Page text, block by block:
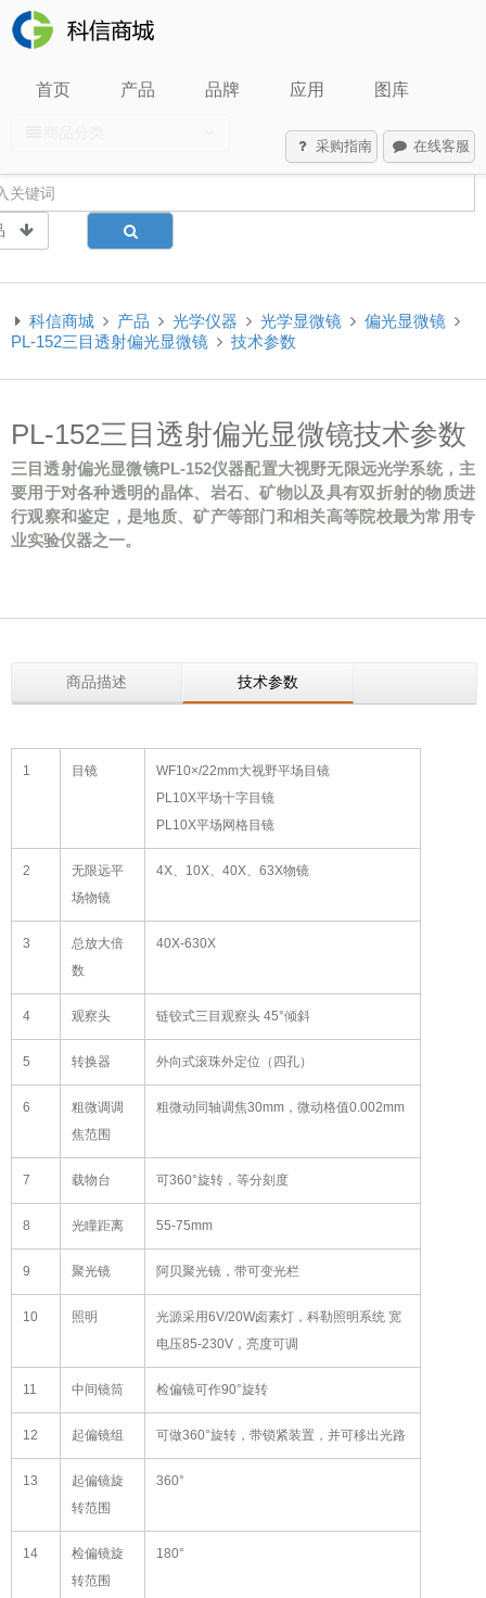
首页 产品 品牌 应用 图库
采购指南 在线客服
科信商城 产品 光学仪器 光学显微镜
偏光显微镜
PL-152三目透射偏光显微镜
技术参数
PL-152三目透射偏光显微镜技术参数
三目透射偏光显微镜PL-152仪器配置大视野无限远光学系统，主
要用于对各种透明的晶体、岩石、矿物以及具有双折射的物质进
行观察和鉴定，是地质、矿产等部门和相关高等院校最为常用专
业实验仪器之一。
商品描述 技术参数
1 目镜
WF10×/22mm大视野平场目镜
PL10X平场十字目镜
PL10X平场网格目镜
2
无限远平
场物镜
4X、10X、40X、63X物镜
3
总放大倍
数
40X-630X
4 观察头 链铰式三目观察头 45°倾斜
5 转换器 外向式滚珠外定位（四孔）
6
粗微调调
焦范围
粗微动同轴调焦30mm，微动格值0.002mm
7 载物台 可360°旋转，等分刻度
8 光瞳距离 55-75mm
9 聚光镜 阿贝聚光镜，带可变光栏
10 照明
光源采用6V/20W卤素灯，科勒照明系统 宽
电压85-230V，亮度可调
11 中间镜筒 检偏镜可作90°旋转
12 起偏镜组 可做360°旋转，带锁紧装置，并可移出光路
13
起偏镜旋
转范围
360°
14
检偏镜旋
转范围
180°